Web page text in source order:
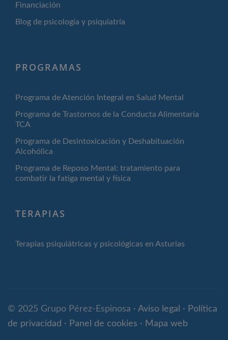
Financiación
Blog de psicología y psiquiatría
PROGRAMAS
Programa de Atención Integral en Salud Mental
Programa de Trastornos de la Conducta Alimentaria
TCA
Programa de Desintoxicación y Deshabituación
Alcohólica
Programa de Reposo Mental: tratamiento para
combatir la fatiga mental y física
TERAPIAS
Terapias psiquiátricas y psicológicas en Asturias
© 2025 Grupo Pérez-Espinosa · Aviso legal · Política
de privacidad · Panel de cookies · Mapa web